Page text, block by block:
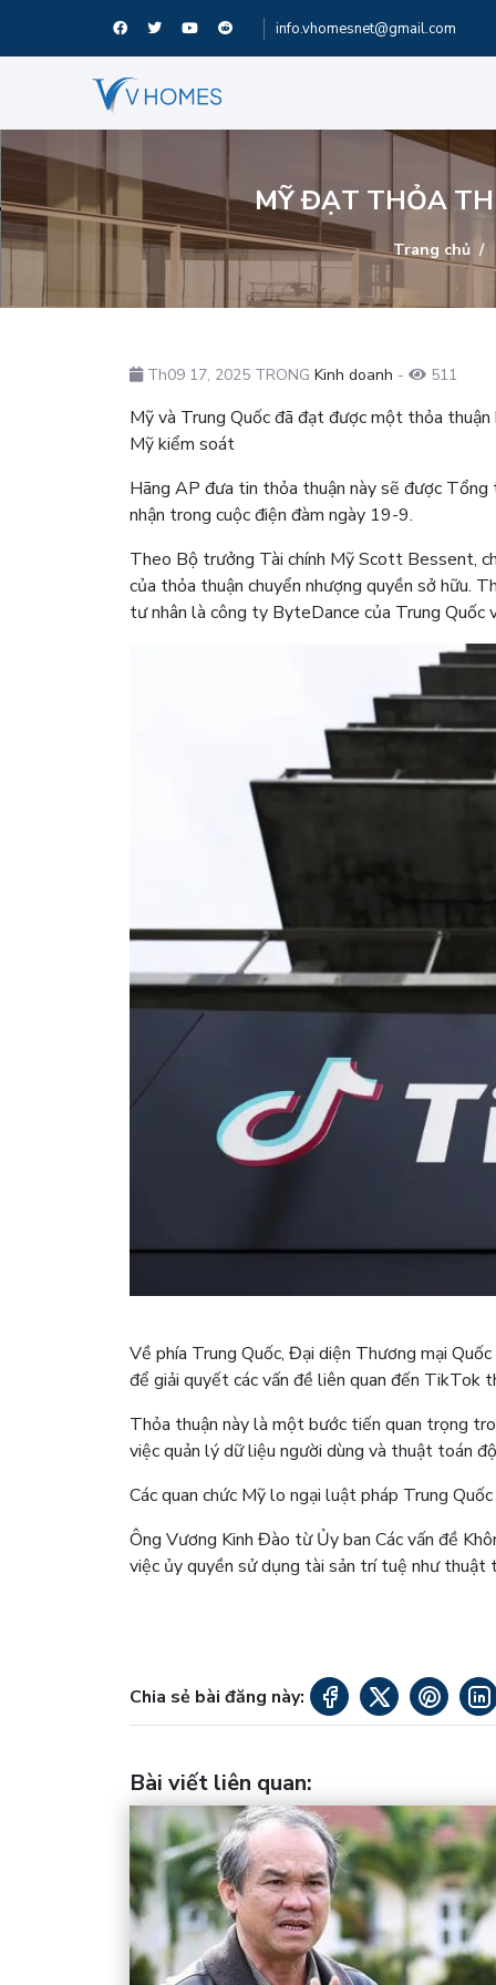
info.vhomesnet@gmail.com
MỸ ĐẠT THỎA
Trang chủ
Th09 17, 2025 TRONG Kinh doanh - 511
Mỹ và Trung Quốc đã đạt được một thỏa
Mỹ kiểm soát
Hãng AP đưa tin thỏa thuận này sẽ được
nhận trong cuộc điện đàm ngày 19-9.
Theo Bộ trưởng Tài chính Mỹ Scott Bessent,
của thỏa thuận chuyển nhượng quyền sở hữu.
tư nhân là công ty ByteDance của Trung Quốc
Về phía Trung Quốc, Đại diện Thương mại
để giải quyết các vấn đề liên quan đến TikTok
Thỏa thuận này là một bước tiến quan trọng
việc quản lý dữ liệu người dùng và thuật toán
Các quan chức Mỹ lo ngại luật pháp Trung
Ông Vương Kinh Đào từ Ủy ban Các vấn đề
việc ủy quyền sử dụng tài sản trí tuệ như
Chia sẻ bài đăng này:
Bài viết liên quan: